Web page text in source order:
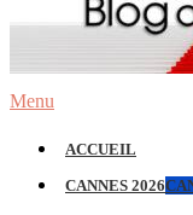
Menu
ACCUEIL
CANNES 2026